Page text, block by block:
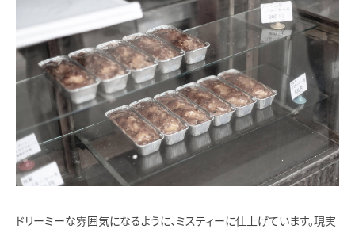
ドリーミーな雰囲気になるように、ミスティーに仕上げています。現実